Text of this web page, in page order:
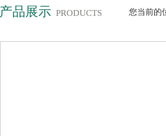
产品展示 PRODUCTS 您当前的